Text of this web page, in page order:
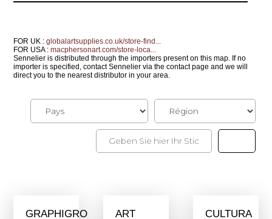
FOR UK : globalartsupplies.co.uk/store-find...
FOR USA : macphersonart.com/store-loca...
Sennelier is distributed through the importers present on this map. If no
importer is specified, contact Sennelier via the contact page and we will
direct you to the nearest distributor in your area.
GRAPHIGRO
ART
CULTURA